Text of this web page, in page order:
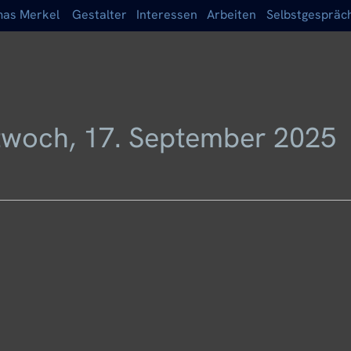
Merkel Gestalter Interessen Arbeiten
17. September 2025